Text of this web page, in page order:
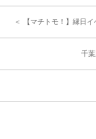
＜ 【マチトモ！】縁日
千